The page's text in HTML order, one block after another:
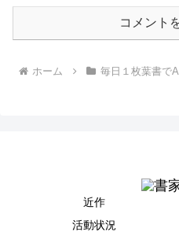
コメント
ホーム 毎日１枚葉書で
近作
活動状況